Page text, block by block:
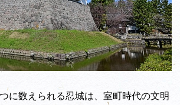
に数えられる忍城は、室町時代の文明